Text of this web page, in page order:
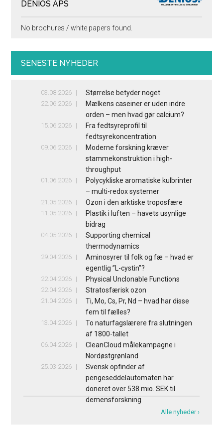
DENIOS APS
No brochures / white papers found.
SENESTE NYHEDER
03.08.2026 Størrelse betyder noget
22.06.2026
Mælkens caseiner er uden indre
orden – men hvad gør calcium?
15.06.2026
Fra fedtsyreprofil til
fedtsyrekoncentration
09.06.2026
Moderne forskning kræver
stammekonstruktion i high-
throughput
01.06.2026
Polycykliske aromatiske kulbrinter
– multi-redox systemer
21.05.2026 Ozon i den arktiske troposfære
11.05.2026
Plastik i luften – havets usynlige
bidrag
04.05.2026
Supporting chemical
thermodynamics
29.04.2026
Aminosyrer til folk og fæ – hvad er
egentlig ”L-cystin”?
22.04.2026 Physical Unclonable Functions
22.04.2026 Stratosfærisk ozon
21.04.2026
Ti, Mo, Cs, Pr, Nd – hvad har disse
fem til fælles?
13.04.2026
To naturfagslærere fra slutningen
af 1800-tallet
06.04.2026
CleanCloud målekampagne i
Nordøstgrønland
25.03.2026
Svensk opfinder af
pengeseddelautomaten har
doneret over 538 mio. SEK til
demensforskning
Alle nyheder ›